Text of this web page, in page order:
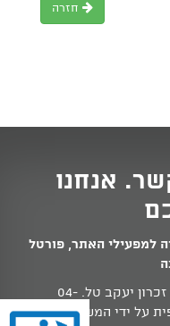
חזרה
אנחנו
למפעילי האתר, פורטל
04-
על ידי המשרד לשוויון